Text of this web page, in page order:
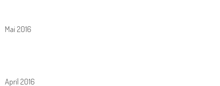
Mai 2016
April 2016